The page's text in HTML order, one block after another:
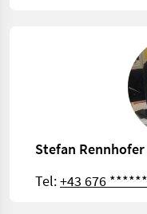
Stefan Rennhofer
Tel:+43 676